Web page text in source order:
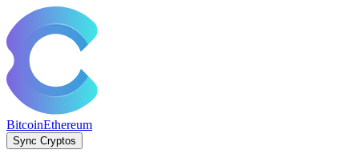
BitcoinEthereum
Sync Cryptos